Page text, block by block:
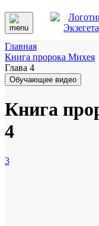
Главная
Книга пророка Михея
Глава 4
Обучающее видео
Книга
4
3